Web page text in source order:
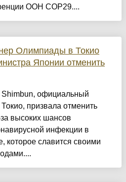
ООН COP29....
Олимпиады в Токио
Японии отменить
Shimbun, официальный
призвала отменить
высоких шансов
инфекции в
которое славится своими